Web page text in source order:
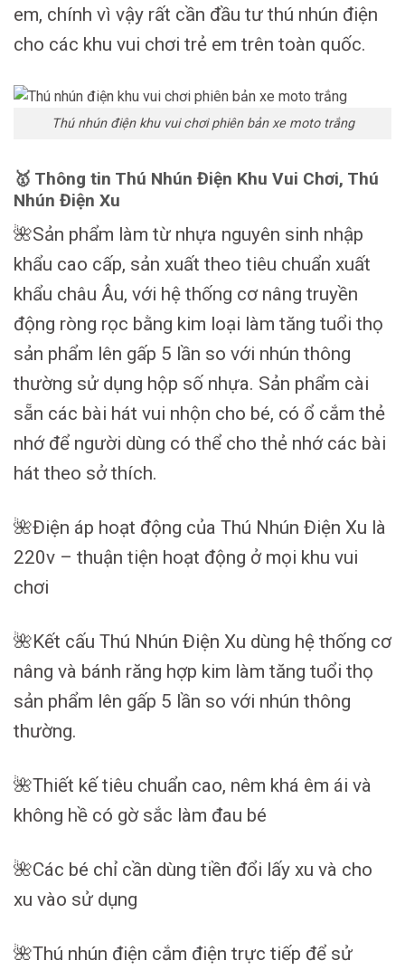
em, chính vì vậy rất cần đầu tư thú nhún điện
cho các khu vui chơi trẻ em trên toàn quốc.
Thú nhún điện khu vui chơi phiên bản xe moto trắng
🥇 Thông tin Thú Nhún Điện Khu Vui Chơi, Thú
Nhún Điện Xu
🌺Sản phẩm làm từ nhựa nguyên sinh nhập
khẩu cao cấp, sản xuất theo tiêu chuẩn xuất
khẩu châu Âu, với hệ thống cơ nâng truyền
động ròng rọc bằng kim loại làm tăng tuổi thọ
sản phẩm lên gấp 5 lần so với nhún thông
thường sử dụng hộp số nhựa. Sản phẩm cài
sẵn các bài hát vui nhộn cho bé, có ổ cắm thẻ
nhớ để người dùng có thể cho thẻ nhớ các bài
hát theo sở thích.
🌺Điện áp hoạt động của Thú Nhún Điện Xu là
220v – thuận tiện hoạt động ở mọi khu vui
chơi
🌺Kết cấu Thú Nhún Điện Xu dùng hệ thống cơ
nâng và bánh răng hợp kim làm tăng tuổi thọ
sản phẩm lên gấp 5 lần so với nhún thông
thường.
🌺Thiết kế tiêu chuẩn cao, nêm khá êm ái và
không hề có gờ sắc làm đau bé
🌺Các bé chỉ cần dùng tiền đổi lấy xu và cho
xu vào sử dụng
🌺Thú nhún điện cắm điện trực tiếp để sử